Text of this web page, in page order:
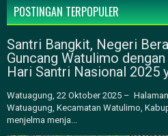
POSTINGAN TERPOPULER
Santri Bangkit, Negeri
Guncang Watulimo
Hari Santri Nasional 2025
Watuagung, 22 Oktober 2025 –
Watuagung, Kecamatan Watulimo,
menjelma menja...